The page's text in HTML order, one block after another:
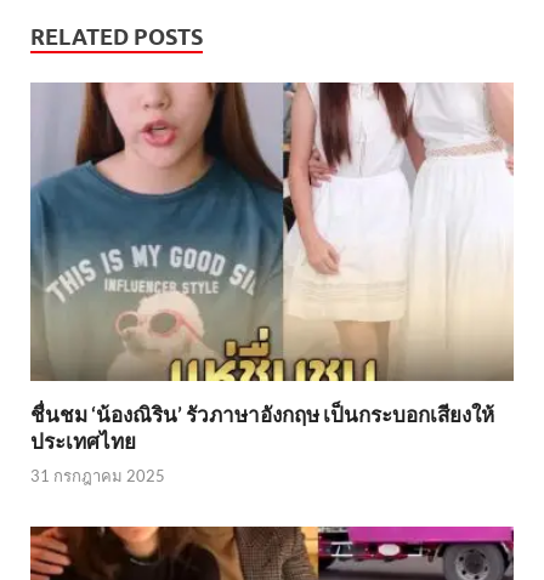
RELATED POSTS
ชื่นชม ‘น้องณิริน’ รัวภาษาอังกฤษ เป็นกระบอกเสียงให้
ประเทศไทย
31 กรกฎาคม 2025